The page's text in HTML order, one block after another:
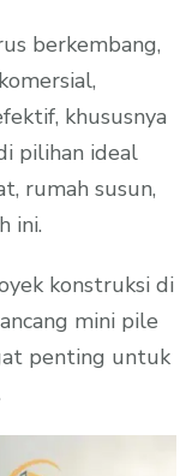
berkembang,
khususnya
pilihan ideal
rumah susun,
ini.
konstruksi di
mini pile
penting untuk